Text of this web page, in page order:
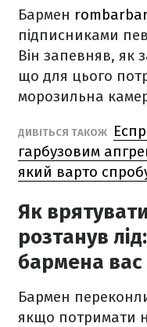
Бармен
підписниками
Він запевняв, як
що для цього
морозильна
ДИВІТЬСЯ ТАКОЖ
гарбузовим
який варто
Як
розтанув
бармена вас
Бармен
якщо потримати